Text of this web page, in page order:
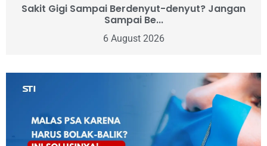
Sakit Gigi Sampai Berdenyut-denyut? Jangan
Sampai Be...
6 August 2026